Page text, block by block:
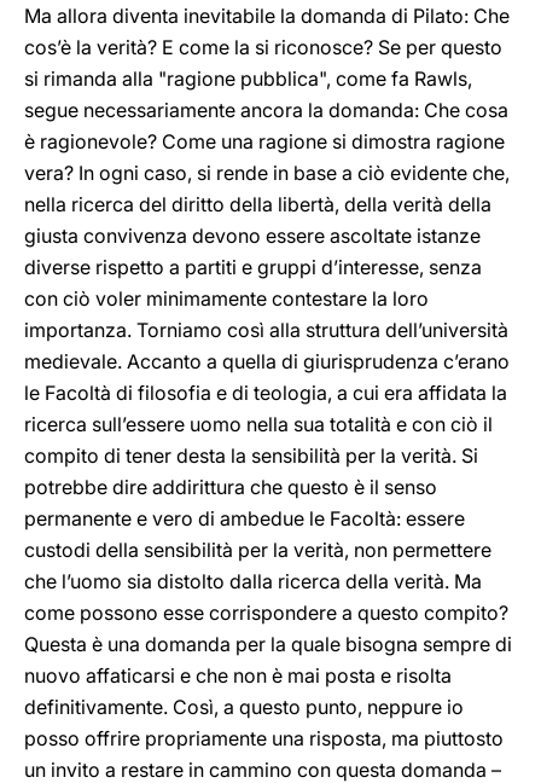
Ma allora diventa inevitabile la domanda di Pilato: Che
cos’è la verità? E come la si riconosce? Se per questo
si rimanda alla "ragione pubblica", come fa Rawls,
segue necessariamente ancora la domanda: Che cosa
è ragionevole? Come una ragione si dimostra ragione
vera? In ogni caso, si rende in base a ciò evidente che,
nella ricerca del diritto della libertà, della verità della
giusta convivenza devono essere ascoltate istanze
diverse rispetto a partiti e gruppi d’interesse, senza
con ciò voler minimamente contestare la loro
importanza. Torniamo così alla struttura dell’università
medievale. Accanto a quella di giurisprudenza c’erano
le Facoltà di filosofia e di teologia, a cui era affidata la
ricerca sull’essere uomo nella sua totalità e con ciò il
compito di tener desta la sensibilità per la verità. Si
potrebbe dire addirittura che questo è il senso
permanente e vero di ambedue le Facoltà: essere
custodi della sensibilità per la verità, non permettere
che l’uomo sia distolto dalla ricerca della verità. Ma
come possono esse corrispondere a questo compito?
Questa è una domanda per la quale bisogna sempre di
nuovo affaticarsi e che non è mai posta e risolta
definitivamente. Così, a questo punto, neppure io
posso offrire propriamente una risposta, ma piuttosto
un invito a restare in cammino con questa domanda –